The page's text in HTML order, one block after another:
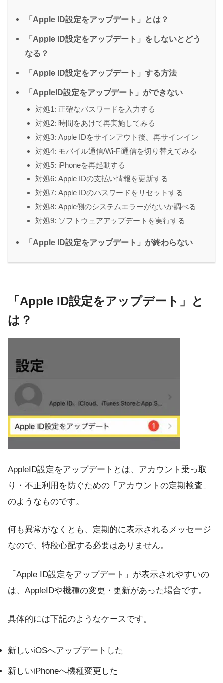
「Apple ID設定をアップデート」とは？
「Apple ID設定をアップデート」をしないとどう
なる？
「Apple ID設定をアップデート」する方法
「AppleID設定をアップデート」ができない
対処1: 正確なパスワードを入力する
対処2: 時間をあけて再実施してみる
対処3: Apple IDをサインアウト後。再サインイン
対処4: モバイル通信/Wi-Fi通信を切り替えてみる
対処5: iPhoneを再起動する
対処6: Apple IDの支払い情報を更新する
対処7: Apple IDのパスワードをリセットする
対処8: Apple側のシステムエラーがないか調べる
対処9: ソフトウェアアップデートを実行する
「Apple ID設定をアップデート」が終わらない
「Apple ID設定をアップデート」と
は？
AppleID設定をアップデートとは、アカウント乗っ取
り・不正利用を防ぐための「アカウントの定期検査」
のようなものです。
何も異常がなくとも、定期的に表示されるメッセージ
なので、特段心配する必要はありません。
「Apple ID設定をアップデート」が表示されやすいの
は、AppleIDや機種の変更・更新があった場合です。
具体的には下記のようなケースです。
新しいiOSへアップデートした
新しいiPhoneへ機種変更した